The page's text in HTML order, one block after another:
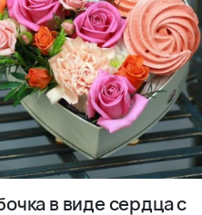
в виде сердца с